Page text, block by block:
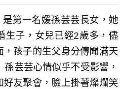
第一名媛孫芸芸長女，她
生子，女兒已經2歲多，儘
孩子的生父身分傳聞滿天
芸芸心情似乎不受影響，
友聚會，臉上掛著燦爛笑